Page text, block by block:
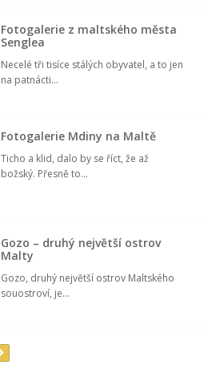
Fotogalerie z maltského města
Senglea
Necelé tři tisíce stálých obyvatel, a to jen
na patnácti...
Fotogalerie Mdiny na Maltě
Ticho a klid, dalo by se říct, že až
božský. Přesně to...
Gozo – druhý největší ostrov
Malty
Gozo, druhý největší ostrov Maltského
souostroví, je...